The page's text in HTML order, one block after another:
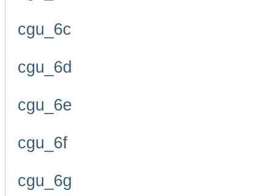
cgu_6c
cgu_6d
cgu_6e
cgu_6f
cgu_6g